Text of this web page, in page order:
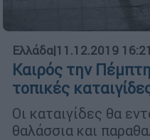
Ελλάδα|11.12.2019 16:21
Καιρός την
τοπικές
Οι καταιγίδες θα
θαλάσσια και